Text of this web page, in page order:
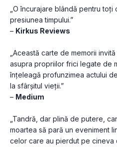
„O încurajare blândă pentru
presiunea timpului.”
– Kirkus Reviews
„Această carte de memorii
asupra propriilor frici legate de
înțeleagă profunzimea actului
la sfârșitul vieții.”
– Medium
„Tandră, dar plină de putere,
moartea să pară un eveniment
celor care au pierdut pe cineva